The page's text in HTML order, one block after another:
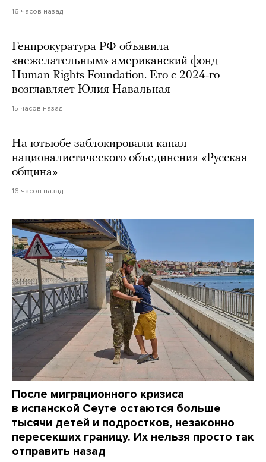
16 часов назад
Генпрокуратура РФ объявила
«нежелательным» американский фонд
Human Rights Foundation. Его с 2024-го
возглавляет Юлия Навальная
15 часов назад
На ютьюбе заблокировали канал
националистического объединения «Русская
община»
16 часов назад
После миграционного кризиса
в испанской Сеуте остаются больше
тысячи детей и подростков, незаконно
пересекших границу. Их нельзя просто так
отправить назад